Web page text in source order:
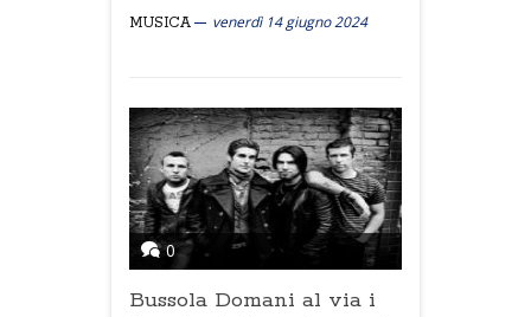
MUSICA venerdì 14 giugno 2024
0
Bussola Domani al via i